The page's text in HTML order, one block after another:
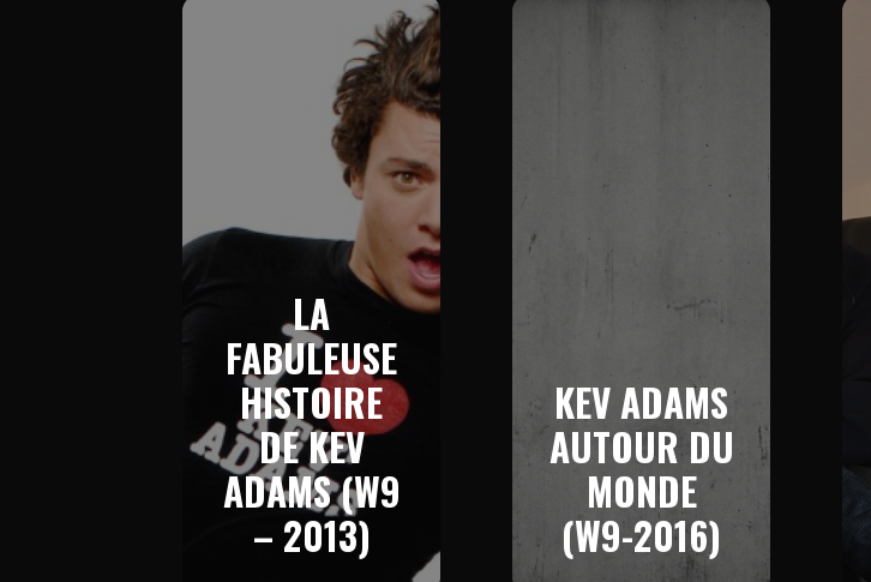
LA
FABULEUSE
HISTOIRE
DE KEV
ADAMS (W9
– 2013)
KEV ADAMS
AUTOUR DU
MONDE
(W9-2016)